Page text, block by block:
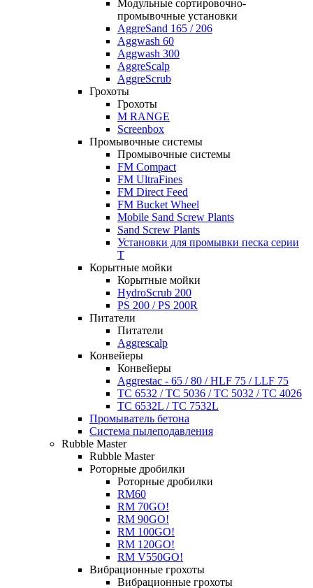
Модульные сортировочно-
промывочные установки
AggreSand 165 / 206
Aggwash 60
Aggwash 300
AggreScalp
AggreScrub
Грохоты
Грохоты
M RANGE
Screenbox
Промывочные системы
Промывочные системы
FM Compact
FM UltraFines
FM Direct Feed
FM Bucket Wheel
Mobile Sand Screw Plants
Sand Screw Plants
Установки для промывки песка серии
Т
Корытные мойки
Корытные мойки
HydroScrub 200
PS 200 / PS 200R
Питатели
Питатели
Aggrescalp
Конвейеры
Конвейеры
Aggrestac - 65 / 80 / HLF 75 / LLF 75
TC 6532 / TC 5036 / TC 5032 / TC 4026
TC 6532L / TC 7532L
Промыватель бетона
Система пылеподавления
Rubble Master
Rubble Master
Роторные дробилки
Роторные дробилки
RM60
RM 70GO!
RM 90GO!
RM 100GO!
RM 120GO!
RM V550GO!
Вибрационные грохоты
Вибрационные грохоты